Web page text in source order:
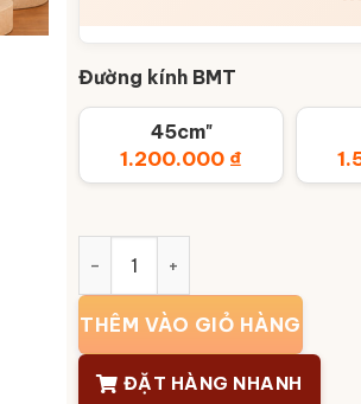
Đường kính BMT
45cm"
1.200.000 ₫
THÊM VÀO GIỎ HÀNG
ĐẶT HÀNG NHANH